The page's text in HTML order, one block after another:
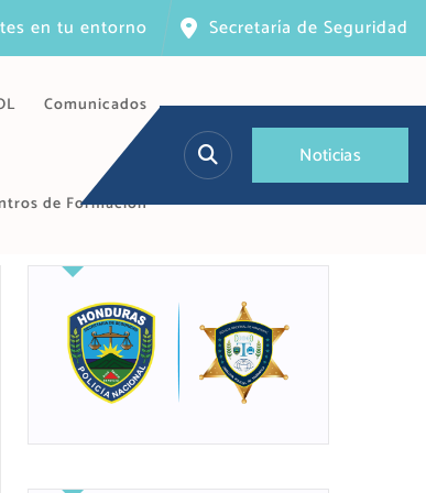
en tu entorno Secretaría de Seguridad
Comunicados
de Formación
Noticias